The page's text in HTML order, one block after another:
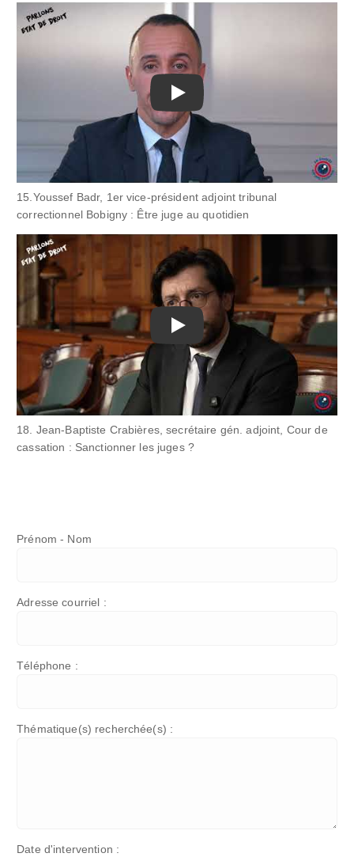
Play
15.Youssef Badr, 1er vice-président adjoint tribunal
correctionnel Bobigny : Être juge au quotidien
Play
18. Jean-Baptiste Crabières, secrétaire gén. adjoint, Cour de
cassation : Sanctionner les juges ?
Prénom - Nom
Adresse courriel :
Téléphone :
Thématique(s) recherchée(s) :
Date d'intervention :